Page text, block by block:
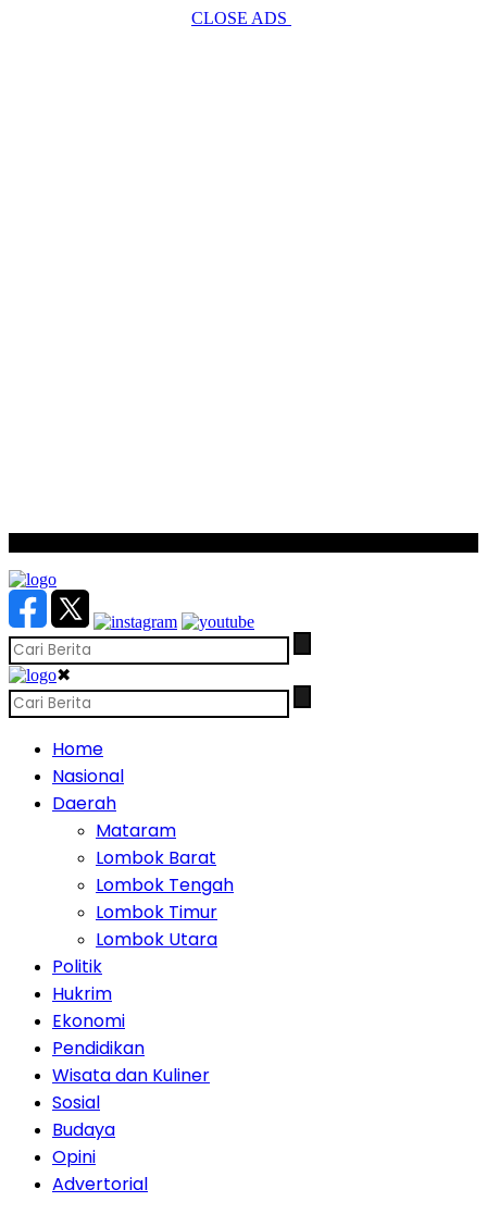
CLOSE ADS
✖
Home
Nasional
Daerah
Mataram
Lombok Barat
Lombok Tengah
Lombok Timur
Lombok Utara
Politik
Hukrim
Ekonomi
Pendidikan
Wisata dan Kuliner
Sosial
Budaya
Opini
Advertorial